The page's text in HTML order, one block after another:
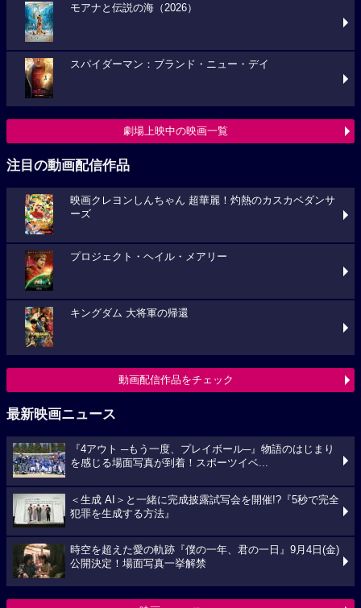
モアナと伝説の海（2026）
スパイダーマン：ブランド・ニュー・デイ
劇場上映中の映画一覧
注目の動画配信作品
映画クレヨンしんちゃん 超華麗！灼熱のカスカベダンサ
ーズ
プロジェクト・ヘイル・メアリー
キングダム 大将軍の帰還
動画配信作品をチェック
最新映画ニュース
『4アウト ─もう一度、プレイボール─』物語のはじまり
を感じる場面写真が到着！スポーツイベ...
＜生成 AI＞と一緒に完成披露試写会を開催!?『5秒で完全
犯罪を生成する方法』
時空を超えた愛の軌跡『僕の一年、君の一日』9月4日(金)
公開決定！場面写真一挙解禁